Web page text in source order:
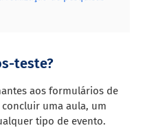
teste?
aos formulários de
uma aula, um
tipo de evento.